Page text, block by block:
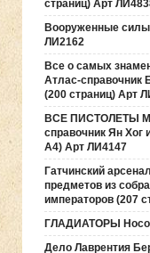
страниц) Арт
Вооруженные силы
ЛИ2162
Все о самых
Атлас-справочник
(200 страниц) Арт
ВСЕ ПИСТОЛЕТЫ
справочник Ян Хог
А4) Арт ЛИ4147
Гатчинский
предметов из
императоров (207
ГЛАДИАТОРЫ
Дело Лаврентия